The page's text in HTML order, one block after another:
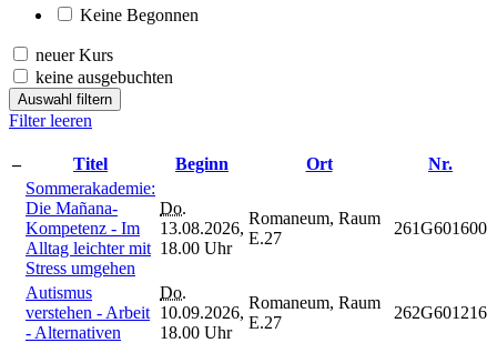
Keine Begonnen
neuer Kurs
keine ausgebuchten
Auswahl filtern
Filter leeren
– Titel Beginn Ort
Nr.
Sommerakademie:
Die Mañana-
Kompetenz - Im
Alltag leichter mit
Stress umgehen
Do.
13.08.2026,
18.00 Uhr
Romaneum, Raum
E.27
261G601600
Autismus
verstehen - Arbeit
- Alternativen
Do.
10.09.2026,
18.00 Uhr
Romaneum, Raum
E.27
262G601216